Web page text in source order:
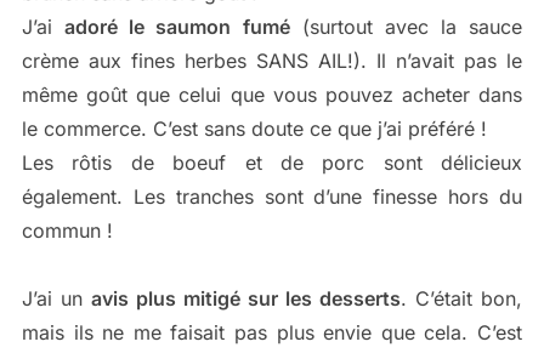
J’aiadoré le saumon fumé(surtout avec la sauce
crème aux fines herbes SANS AIL!). Il n’avait pas le
même goût que celui que vous pouvez acheter dans
le commerce. C’est sans doute ce que j’ai préféré !
Les rôtis de boeuf et de porc sont délicieux
également. Les tranches sont d’une finesse hors du
commun !
J’ai un avis plus mitigé sur les desserts. C’était bon,
mais ils ne me faisait pas plus envie que cela. C’est